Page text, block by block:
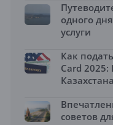
одного
услуги
Как
Card
Казахстана
советов